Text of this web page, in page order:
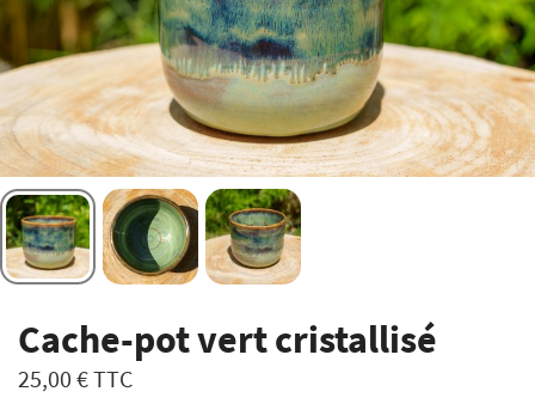
Cache-pot vert cristallisé
25,00 €TTC